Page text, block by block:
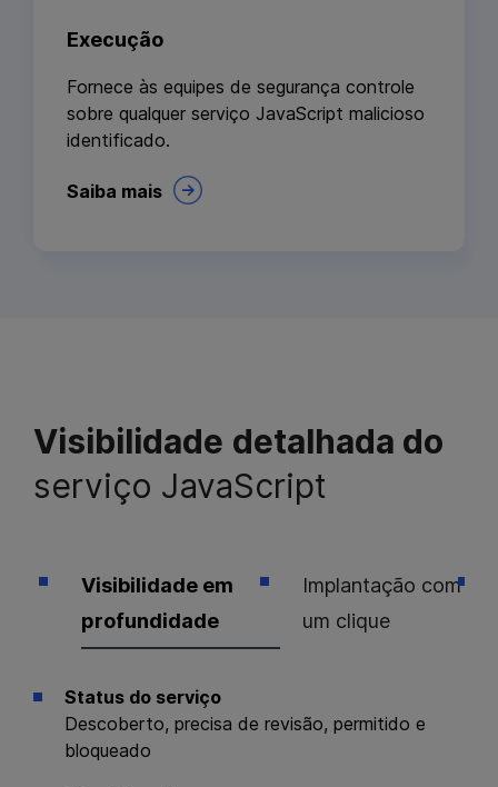
Execução
Fornece às equipes de segurança controle
sobre qualquer serviço JavaScript malicioso
identificado.
Saiba mais
Visibilidade detalhada do
serviço JavaScript
Visibilidade em
profundidade
Implantação com
um clique
Status do serviço
Descoberto, precisa de revisão, permitido e
bloqueado